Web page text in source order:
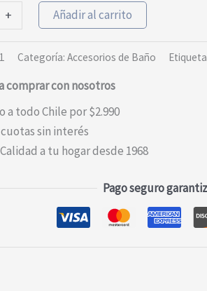
+ Añadir al carrito
Categoría: Accesorios de Baño
comprar con nosotros
a todo Chile por $2.990
sin interés
a tu hogar desde 1968
Pago seguro